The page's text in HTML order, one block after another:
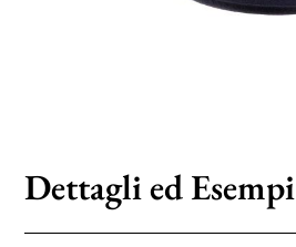
Dettagli ed Esempi